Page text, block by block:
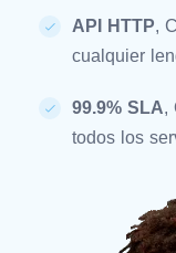
API HTTP,
cualquier
99.9% SLA,
todos los